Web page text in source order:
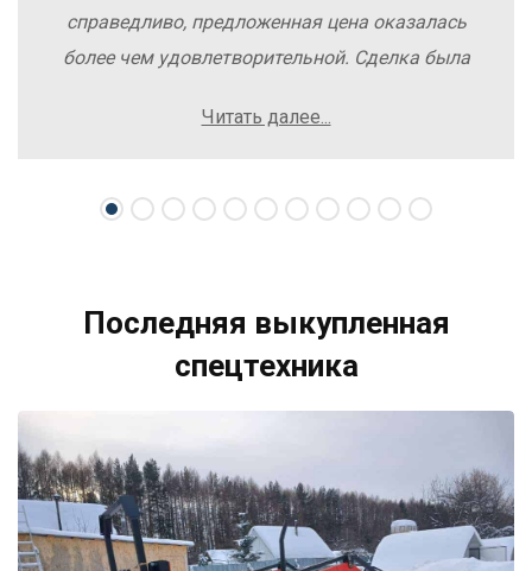
справедливо, предложенная цена оказалась
более чем удовлетворительной. Сделка была
осложнений. Рекомендую компанию Excavator
свою спецтехнику.
Читать далее...
Последняя выкупленная
спецтехника